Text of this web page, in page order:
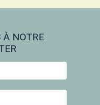
À NOTRE